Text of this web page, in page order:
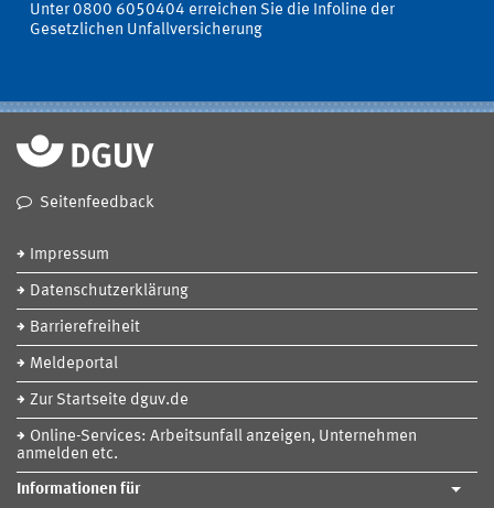
Unter 0800 6050404 erreichen Sie die Infoline der
Gesetzlichen Unfallversicherung
Seitenfeedback
Impressum
Datenschutzerklärung
Barrierefreiheit
Meldeportal
Zur Startseite dguv.de
Online-Services: Arbeitsunfall anzeigen, Unternehmen
anmelden etc.
Informationen für